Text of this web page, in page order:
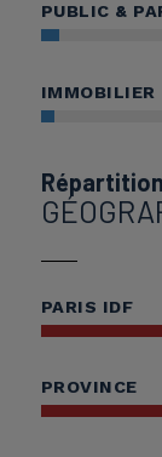
PUBLIC &
IMMOBILIER
Répartition
PARIS IDF
PROVINCE